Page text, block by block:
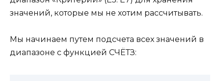
значений, которые мы не хотим рассчитывать.
Мы начинаем путем подсчета всех значений в
диапазоне с функцией СЧЁТЗ: